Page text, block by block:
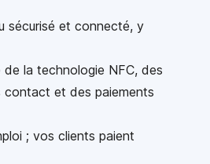
sécurisé et connecté, y
de la technologie NFC, des
contact et des paiements
; vos clients paient